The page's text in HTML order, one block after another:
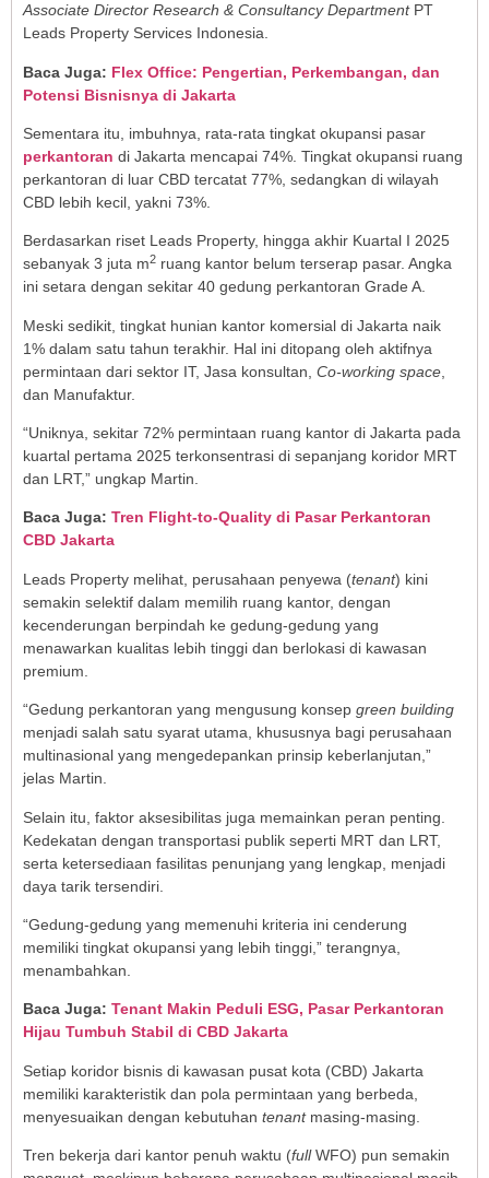
Associate Director Research & Consultancy DepartmentPT
Leads Property Services Indonesia.
Baca Juga: Flex Office: Pengertian, Perkembangan, dan
Potensi Bisnisnya di Jakarta
Sementara itu, imbuhnya, rata-rata tingkat okupansi pasar
perkantoran di Jakarta mencapai 74%. Tingkat okupansi ruang
perkantoran di luar CBD tercatat 77%, sedangkan di wilayah
CBD lebih kecil, yakni 73%.
Berdasarkan riset Leads Property, hingga akhir Kuartal I 2025
sebanyak 3 juta m2 ruang kantor belum terserap pasar. Angka
ini setara dengan sekitar 40 gedung perkantoran Grade A.
Meski sedikit, tingkat hunian kantor komersial di Jakarta naik
1% dalam satu tahun terakhir. Hal ini ditopang oleh aktifnya
permintaan dari sektor IT, Jasa konsultan, Co-working space
dan Manufaktur.
“Uniknya, sekitar 72% permintaan ruang kantor di Jakarta pada
kuartal pertama 2025 terkonsentrasi di sepanjang koridor MRT
dan LRT,” ungkap Martin.
Baca Juga: Tren Flight-to-Quality di Pasar Perkantoran
CBD Jakarta
Leads Property melihat, perusahaan penyewa (tenant) kini
semakin selektif dalam memilih ruang kantor, dengan
kecenderungan berpindah ke gedung-gedung yang
menawarkan kualitas lebih tinggi dan berlokasi di kawasan
premium.
“Gedung perkantoran yang mengusung konsep green building
menjadi salah satu syarat utama, khususnya bagi perusahaan
multinasional yang mengedepankan prinsip keberlanjutan,”
jelas Martin.
Selain itu, faktor aksesibilitas juga memainkan peran penting.
Kedekatan dengan transportasi publik seperti MRT dan LRT,
serta ketersediaan fasilitas penunjang yang lengkap, menjadi
daya tarik tersendiri.
“Gedung-gedung yang memenuhi kriteria ini cenderung
memiliki tingkat okupansi yang lebih tinggi,” terangnya,
menambahkan.
Baca Juga: Tenant Makin Peduli ESG, Pasar Perkantoran
Hijau Tumbuh Stabil di CBD Jakarta
Setiap koridor bisnis di kawasan pusat kota (CBD) Jakarta
memiliki karakteristik dan pola permintaan yang berbeda,
menyesuaikan dengan kebutuhan tenantmasing-masing.
Tren bekerja dari kantor penuh waktu (fullWFO) pun semakin